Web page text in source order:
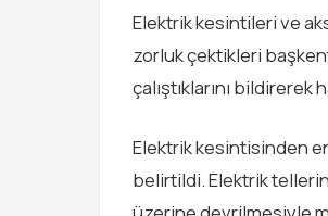
Elektrik kesintileri ve
zorluk çektikleri
çalıştıklarını bildirerek
Elektrik kesintisinden
belirtildi. Elektrik